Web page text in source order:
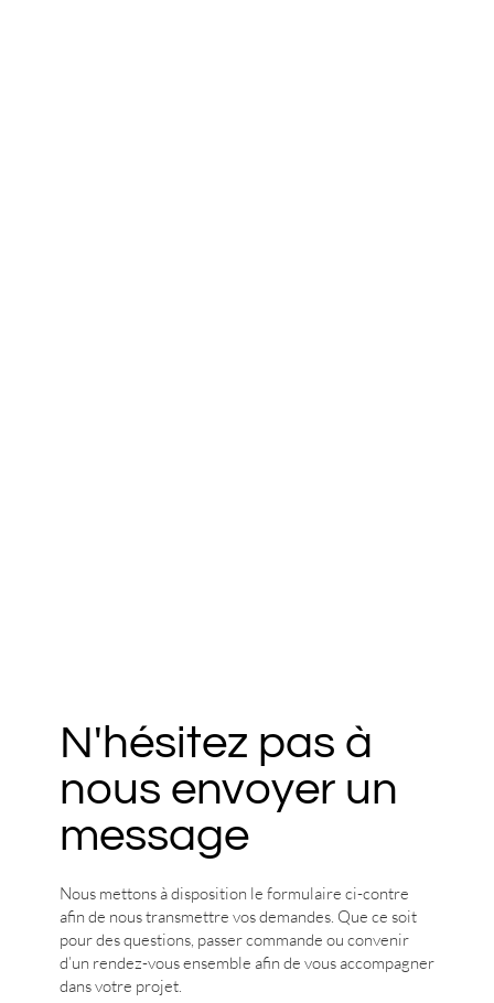
N'hésitez pas à
nous envoyer un
message
Nous mettons à disposition le formulaire ci-contre
afin de nous transmettre vos demandes. Que ce soit
pour des questions, passer commande ou convenir
d’un rendez-vous ensemble afin de vous accompagner
dans votre projet.